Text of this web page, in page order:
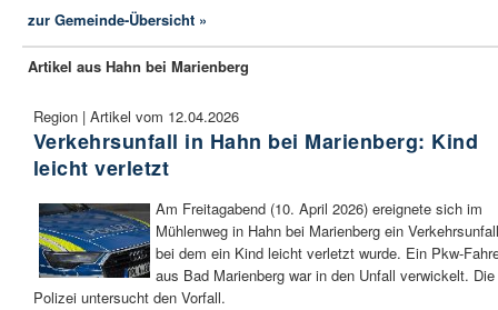
zur Gemeinde-Übersicht »
Artikel aus Hahn bei Marienberg
Region | Artikel vom 12.04.2026
Verkehrsunfall in Hahn bei Marienberg: Kind
leicht verletzt
Am Freitagabend (10. April 2026) ereignete sich im
Mühlenweg in Hahn bei Marienberg ein
bei dem ein Kind leicht verletzt wurde. Ein Pkw-
aus Bad Marienberg war in den Unfall verwickelt. Die
Polizei untersucht den Vorfall.